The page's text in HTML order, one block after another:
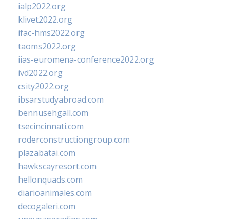
ialp2022.org
klivet2022.org
ifac-hms2022.org
taoms2022.org
iias-euromena-conference2022.org
ivd2022.org
csity2022.org
ibsarstudyabroad.com
bennusehgall.com
tsecincinnati.com
roderconstructiongroup.com
plazabatai.com
hawkscayresort.com
hellonquads.com
diarioanimales.com
decogaleri.com